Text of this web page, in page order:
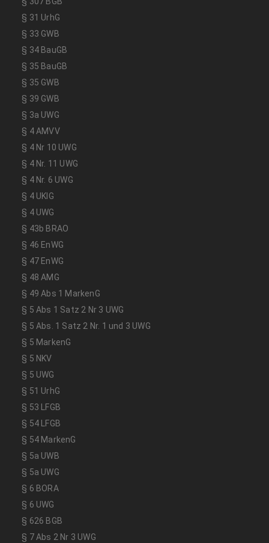
§ 31 UrhG
§ 33 GWB
§ 34 BauGB
§ 35 BauGB
§ 35 GWB
§ 39 GWB
§ 3a UWG
§ 4 AMVV
§ 4 Nr 10 UWG
§ 4 Nr. 11 UWG
§ 4 Nr. 6 UWG
§ 4 UKlG
§ 4 UWG
§ 43b BRAO
§ 46 EnWG
§ 47 EnWG
§ 48 AMG
§ 49 Abs 1 MarkenG
§ 5 Abs 1 Satz 2 Nr 3 UWG
§ 5 Abs. 1 Satz 2 Nr. 1 und 3 UWG
§ 5 MarkenG
§ 5 NKV
§ 5 UWG
§ 51 UrhG
§ 53 LFGB
§ 54 LFGB
§ 54 MarkenG
§ 5a UWB
§ 5a UWG
§ 6 BORA
§ 6 UWG
§ 626 BGB
§ 7 Abs 2 Nr 3 UWG